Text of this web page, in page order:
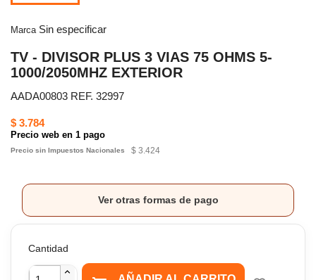
Marca Sin especificar
TV - DIVISOR PLUS 3 VIAS 75 OHMS 5-
1000/2050MHZ EXTERIOR
AADA00803 REF. 32997
$ 3.784
Precio web en 1 pago
Precio sin Impuestos Nacionales $ 3.424
Ver otras formas de pago
Cantidad